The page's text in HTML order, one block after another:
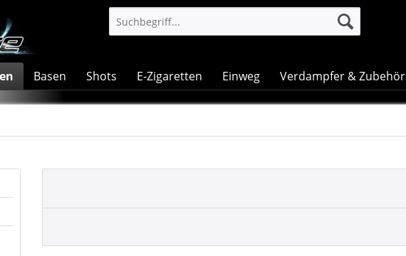
Basen Shots E-Zigaretten Einweg Verdampfer & Zubehör